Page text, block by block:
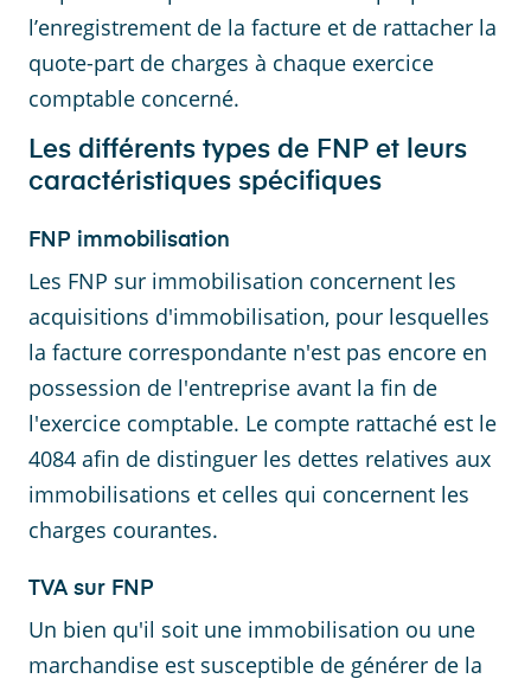
l’enregistrement de la facture et de rattacher la
quote-part de charges à chaque exercice
comptable concerné.
Les différents types de FNP et leurs
caractéristiques spécifiques
FNP immobilisation
Les FNP sur immobilisation concernent les
acquisitions d'immobilisation, pour lesquelles
la facture correspondante n'est pas encore en
possession de l'entreprise avant la fin de
l'exercice comptable. Le compte rattaché est le
4084 afin de distinguer les dettes relatives aux
immobilisations et celles qui concernent les
charges courantes.
TVA sur FNP
Un bien qu'il soit une immobilisation ou une
marchandise est susceptible de générer de la